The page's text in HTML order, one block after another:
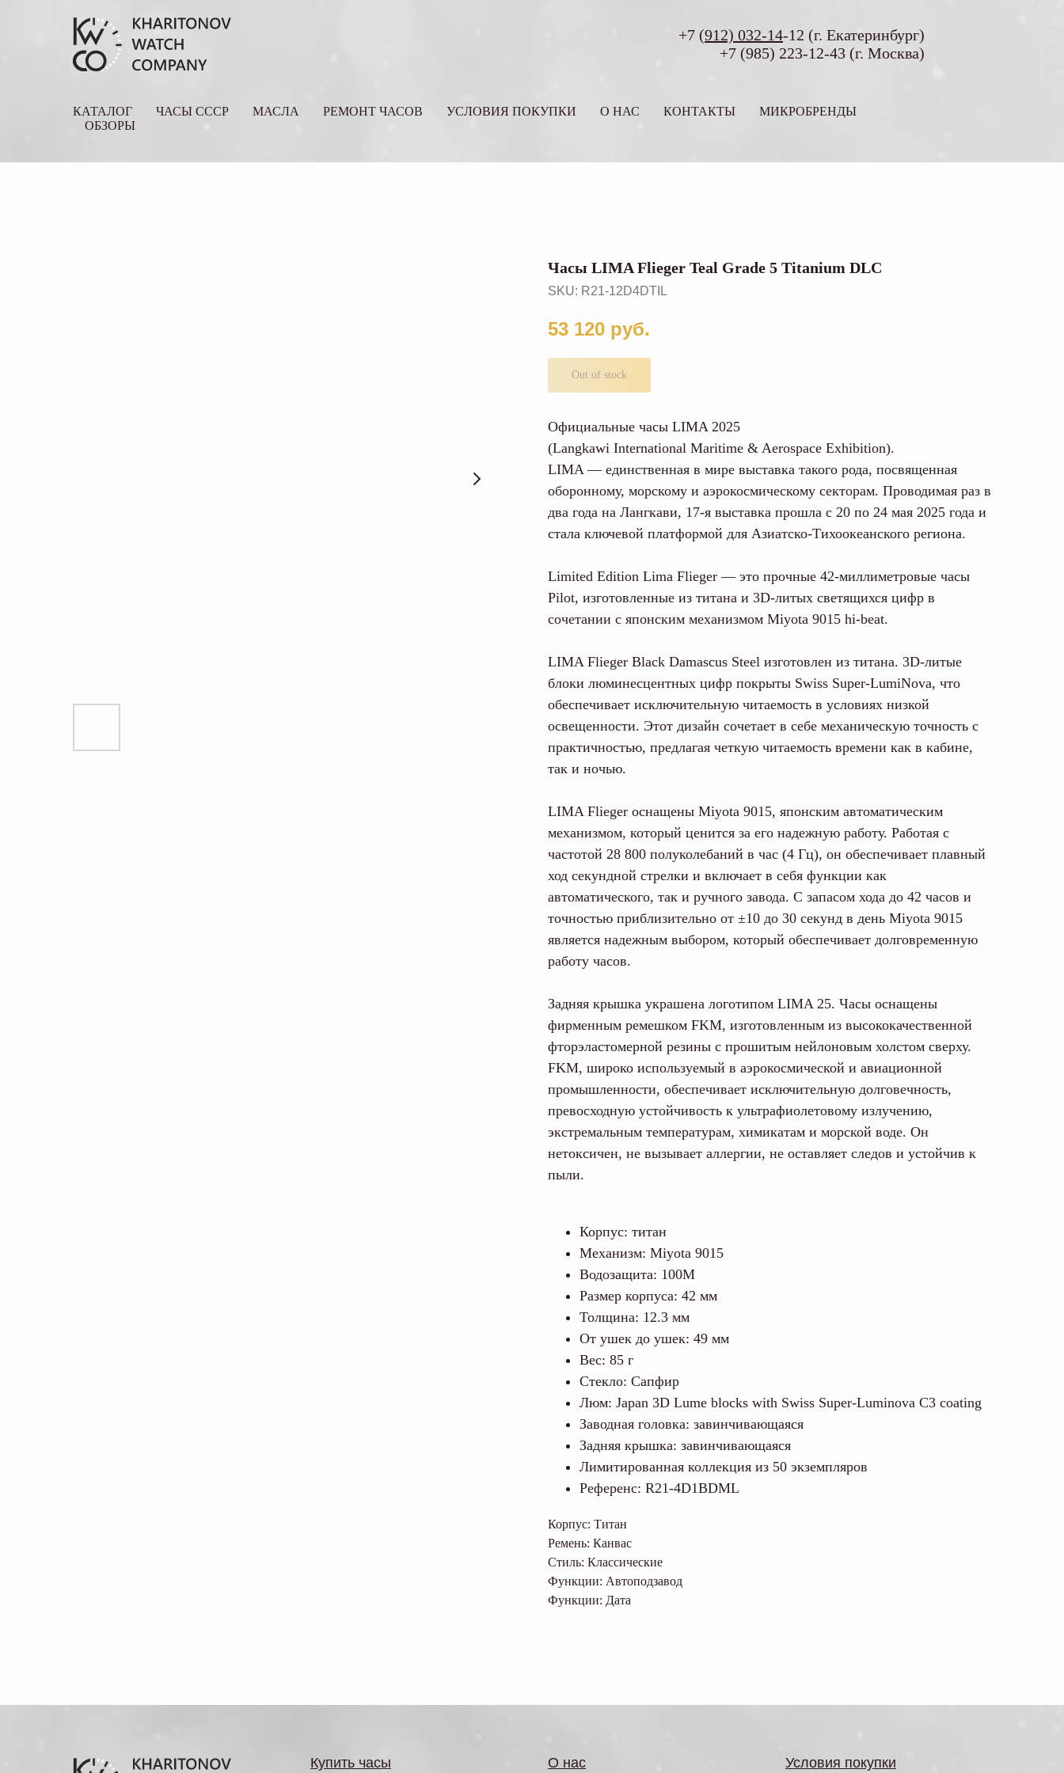
+7 (912) 032-14-12 (г. Екатеринбург)
+7 (985) 223-12-43 (г. Москва)
КАТАЛОГ ЧАСЫ СССР МАСЛА РЕМОНТ ЧАСОВ УСЛОВИЯ ПОКУПКИ О НАС КОНТАКТЫ
МИКРОБРЕНДЫ
ОБЗОРЫ
Часы LIMA Flieger Teal Grade 5 Titanium DLC
SKU: R21-12D4DTIL
53 120 руб.
Out of stock
Официальные часы LIMA 2025
(Langkawi International Maritime & Aerospace Exhibition).
LIMA — единственная в мире выставка такого рода, посвященная
оборонному, морскому и аэрокосмическому секторам. Проводимая раз в
два года на Лангкави, 17-я выставка прошла с 20 по 24 мая 2025 года и
стала ключевой платформой для Азиатско-Тихоокеанского региона.
Limited Edition Lima Flieger — это прочные 42-миллиметровые часы
Pilot, изготовленные из титана и 3D-литых светящихся цифр в
сочетании с японским механизмом Miyota 9015 hi-beat.
LIMA Flieger Black Damascus Steel изготовлен из титана. 3D-литые
блоки люминесцентных цифр покрыты Swiss Super-LumiNova, что
обеспечивает исключительную читаемость в условиях низкой
освещенности. Этот дизайн сочетает в себе механическую точность с
практичностью, предлагая четкую читаемость времени как в кабине,
так и ночью.
LIMA Flieger оснащены Miyota 9015, японским автоматическим
механизмом, который ценится за его надежную работу. Работая с
частотой 28 800 полуколебаний в час (4 Гц), он обеспечивает плавный
ход секундной стрелки и включает в себя функции как
автоматического, так и ручного завода. С запасом хода до 42 часов и
точностью приблизительно от ±10 до 30 секунд в день Miyota 9015
является надежным выбором, который обеспечивает долговременную
работу часов.
Задняя крышка украшена логотипом LIMA 25. Часы оснащены
фирменным ремешком FKM, изготовленным из высококачественной
фторэластомерной резины с прошитым нейлоновым холстом сверху.
FKM, широко используемый в аэрокосмической и авиационной
промышленности, обеспечивает исключительную долговечность,
превосходную устойчивость к ультрафиолетовому излучению,
экстремальным температурам, химикатам и морской воде. Он
нетоксичен, не вызывает аллергии, не оставляет следов и устойчив к
пыли.
Корпус: титан
Механизм: Miyota 9015
Водозащита: 100M
Размер корпуса: 42 мм
Толщина: 12.3 мм
От ушек до ушек: 49 мм
Вес: 85 г
Стекло: Сапфир
Люм: Japan 3D Lume blocks with Swiss Super-Luminova C3 coating
Заводная головка: завинчивающаяся
Задняя крышка: завинчивающаяся
Лимитированная коллекция из 50 экземпляров
Референс: R21-4D1BDML
Корпус: Титан
Ремень: Канвас
Стиль: Классические
Функции: Автоподзавод
Функции: Дата
Купить часы О нас Условия покупки